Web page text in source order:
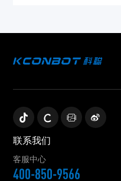
联系我们
客服中心
400-850-9566